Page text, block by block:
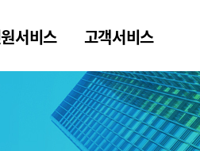
서비스 고객서비스